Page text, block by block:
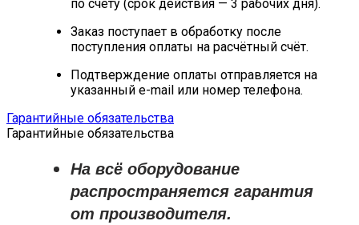
по счёту (срок действия — 3 рабочих дня).
Заказ поступает в обработку после
поступления оплаты на расчётный счёт.
Подтверждение оплаты отправляется на
указанный e-mail или номер телефона.
Гарантийные обязательства
Гарантийные обязательства
На всё оборудование
распространяется гарантия
от производителя.